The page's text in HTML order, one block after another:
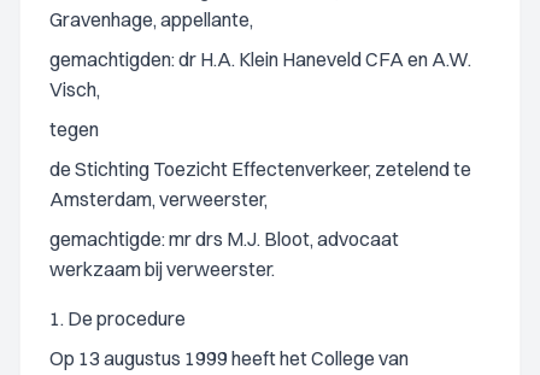
Gravenhage, appellante,
gemachtigden: dr H.A. Klein Haneveld CFA en A.W.
Visch,
tegen
de Stichting Toezicht Effectenverkeer, zetelend te
Amsterdam, verweerster,
gemachtigde: mr drs M.J. Bloot, advocaat
werkzaam bij verweerster.
1. De procedure
Op 13 augustus 1999 heeft het College van